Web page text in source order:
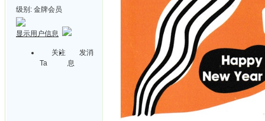
级别: 金牌会员
显示用户信息
关注
Ta
发消
息